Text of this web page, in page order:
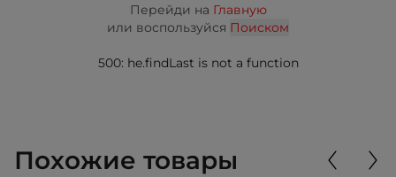
Перейди на Главную
или воспользуйся Поиском
500: he.findLast is not a function
Похожие товары